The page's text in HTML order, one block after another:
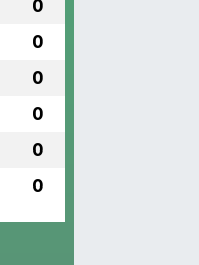
0
0
0
0
0
0